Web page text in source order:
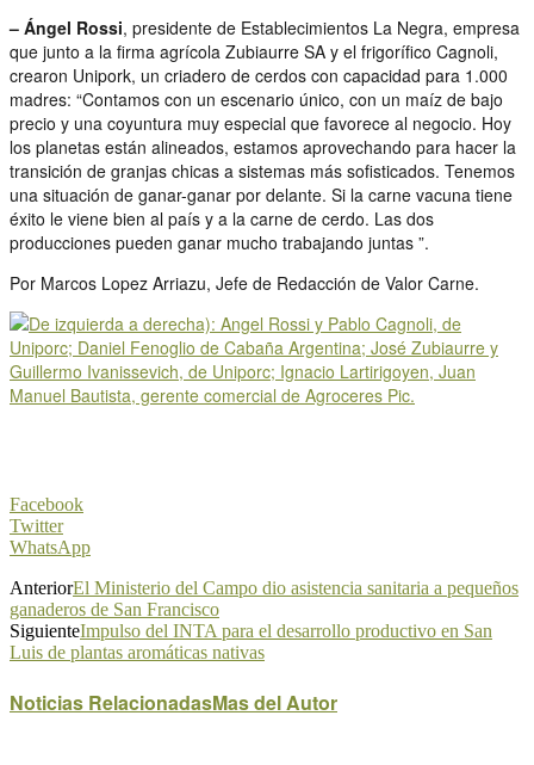
– Ángel Rossi, presidente de Establecimientos La Negra, empresa
que junto a la firma agrícola Zubiaurre SA y el frigorífico Cagnoli,
crearon Unipork, un criadero de cerdos con capacidad para 1.000
madres: “Contamos con un escenario único, con un maíz de bajo
precio y una coyuntura muy especial que favorece al negocio. Hoy
los planetas están alineados, estamos aprovechando para hacer la
transición de granjas chicas a sistemas más sofisticados. Tenemos
una situación de ganar-ganar por delante. Si la carne vacuna tiene
éxito le viene bien al país y a la carne de cerdo. Las dos
producciones pueden ganar mucho trabajando juntas ”.
Por Marcos Lopez Arriazu, Jefe de Redacción de Valor Carne.
Facebook
Twitter
WhatsApp
AnteriorEl Ministerio del Campo dio asistencia sanitaria a pequeños
ganaderos de San Francisco
SiguienteImpulso del INTA para el desarrollo productivo en San
Luis de plantas aromáticas nativas
Noticias RelacionadasMas del Autor